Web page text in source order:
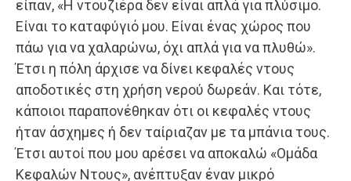
είπαν, «Η ντουζιέρα δεν είναι απλά για πλύσιμο.
Είναι το καταφύγιό μου. Είναι ένας χώρος που
πάω για να χαλαρώνω, όχι απλά για να πλυθώ».
Έτσι η πόλη άρχισε να δίνει κεφαλές ντους
αποδοτικές στη χρήση νερού δωρεάν. Και τότε,
κάποιοι παραπονέθηκαν ότι οι κεφαλές ντους
ήταν άσχημες ή δεν ταίριαζαν με τα μπάνια τους.
Έτσι αυτοί που μου αρέσει να αποκαλώ «Ομάδα
Κεφαλών Ντους», ανέπτυξαν έναν μικρό